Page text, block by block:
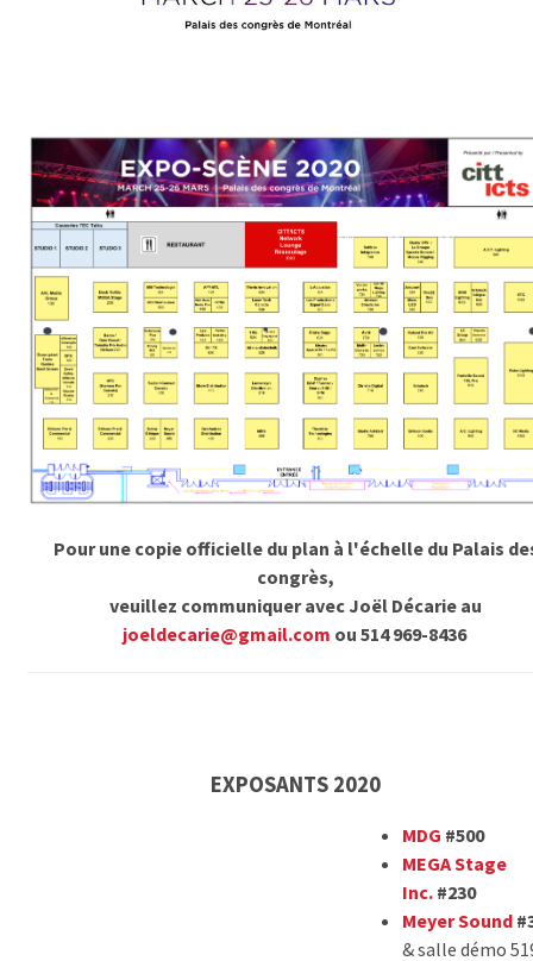
Pour une copie officielle du plan à l'échelle du Palais
congrès,
veuillez communiquer avec Joël Décarie au
joeldecarie@gmail.com ou 514 969-8436
EXPOSANTS 2020
MDG #500
MEGA Stage
Inc. #230
Meyer Sound
& salle démo